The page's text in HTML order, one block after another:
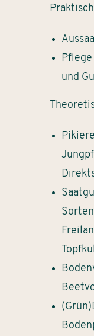
und